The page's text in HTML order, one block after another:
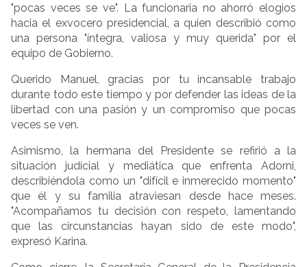
"pocas veces se ve". La funcionaria no ahorró elogios
hacia el exvocero presidencial, a quien describió como
una persona "íntegra, valiosa y muy querida" por el
equipo de Gobierno.
Querido Manuel, gracias por tu incansable trabajo
durante todo este tiempo y por defender las ideas de la
libertad con una pasión y un compromiso que pocas
veces se ven.
Asimismo, la hermana del Presidente se refirió a la
situación judicial y mediática que enfrenta Adorni,
describiéndola como un "difícil e inmerecido momento"
que él y su familia atraviesan desde hace meses.
"Acompañamos tu decisión con respeto, lamentando
que las circunstancias hayan sido de este modo",
expresó Karina.